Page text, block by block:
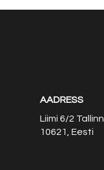
AADRESS
Liimi 6/2 Tallinn
10621, Eesti